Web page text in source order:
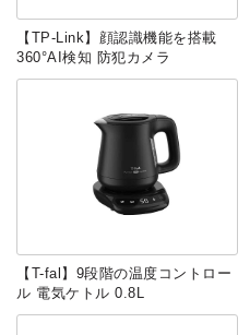
【TP-Link】顔認識機能を搭載
360°AI検知 防犯カメラ
【T-fal】9段階の温度コントロー
ル 電気ケトル 0.8L